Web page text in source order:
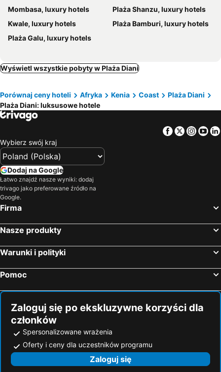
Mombasa, luxury hotels
Plaża Shanzu, luxury hotels
Kwale, luxury hotels
Plaża Bamburi, luxury hotels
Plaża Galu, luxury hotels
Wyświetl wszystkie pobyty w Plaża Diani
Porównaj ceny hoteli Afryka Kenia Coast
Plaża Diani
Plaża Diani: luksusowe hotele
Facebook
Twitter
Wybierz swój kraj
Dodaj na Google
Łatwo znajdź nasze wyniki: dodaj
trivago jako preferowane źródło na
Google.
Firma
Nasze produkty
Warunki i polityki
Pomoc
Zaloguj się po ekskluzywne korzyści dla
członków
Spersonalizowane wrażenia
Oferty i ceny dla uczestników programu
Zaloguj się